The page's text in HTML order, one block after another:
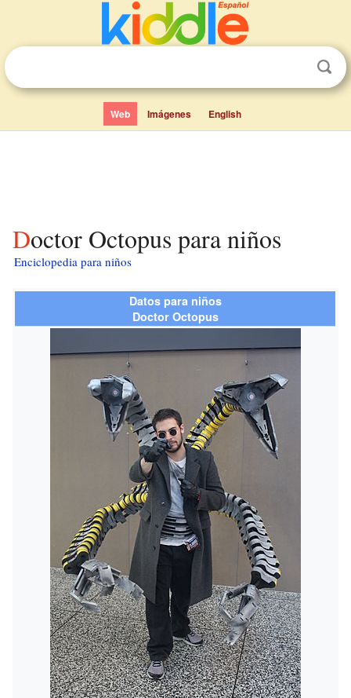
Web Imágenes English
Doctor Octopus para niños
Enciclopedia para niños
Datos para niños
Doctor Octopus